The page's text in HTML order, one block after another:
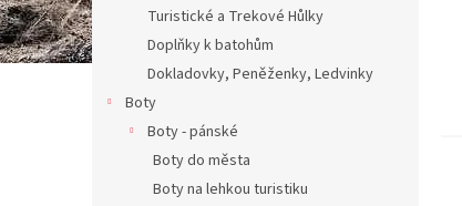
Turistické a Trekové Hůlky
Doplňky k batohům
Dokladovky, Peněženky, Ledvinky
Boty
Boty - pánské
Boty do města
Boty na lehkou turistiku